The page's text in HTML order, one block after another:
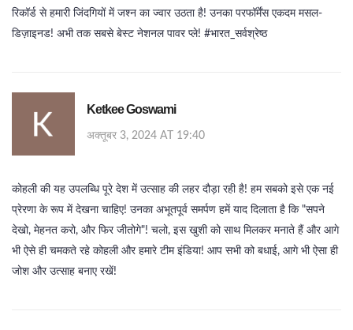
रिकॉर्ड से हमारी जिंदगियों में जश्न का ज्वार उठता है! उनका परफॉर्मेंस एकदम मसल-
डिज़ाइनड! अभी तक सबसे बेस्ट नेशनल पावर प्ले! #भारत_सर्वश्रेष्ठ
Ketkee Goswami
अक्तूबर 3, 2024 AT 19:40
कोहली की यह उपलब्धि पूरे देश में उत्साह की लहर दौड़ा रही है! हम सबको इसे एक नई
प्रेरणा के रूप में देखना चाहिए! उनका अभूतपूर्व समर्पण हमें याद दिलाता है कि "सपने
देखो, मेहनत करो, और फिर जीतोगे"! चलो, इस खुशी को साथ मिलकर मनाते हैं और आगे
भी ऐसे ही चमकते रहे कोहली और हमारे टीम इंडिया! आप सभी को बधाई, आगे भी ऐसा ही
जोश और उत्साह बनाए रखें!